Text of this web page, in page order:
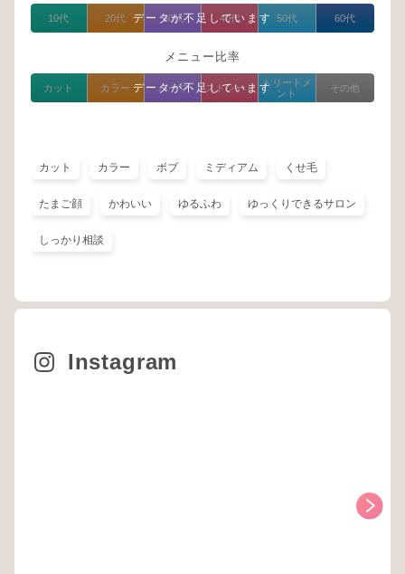
データが不足しています
10代 20代 30代 40代 50代 60代
メニュー比率
データが不足しています
カット カラー パーマ ストレート
トリートメ
ント
その他
カット カラー ボブ ミディアム くせ毛
たまご顔 かわいい ゆるふわ ゆっくりできるサロン
しっかり相談
Instagram